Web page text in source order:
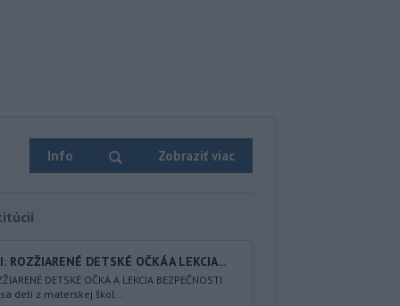
Info Zobraziť viac
ROZŽIARENÉ DETSKÉ OČKÁ A LEKCIA...
DETSKÉ OČKÁ A LEKCIA BEZPEČNOSTI
deti z materskej škol...